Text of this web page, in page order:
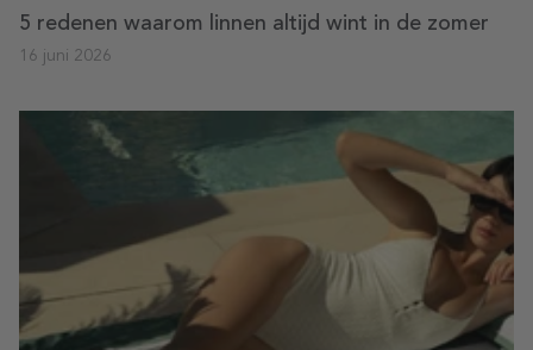
5 redenen waarom linnen altijd wint in de zomer
16 juni 2026